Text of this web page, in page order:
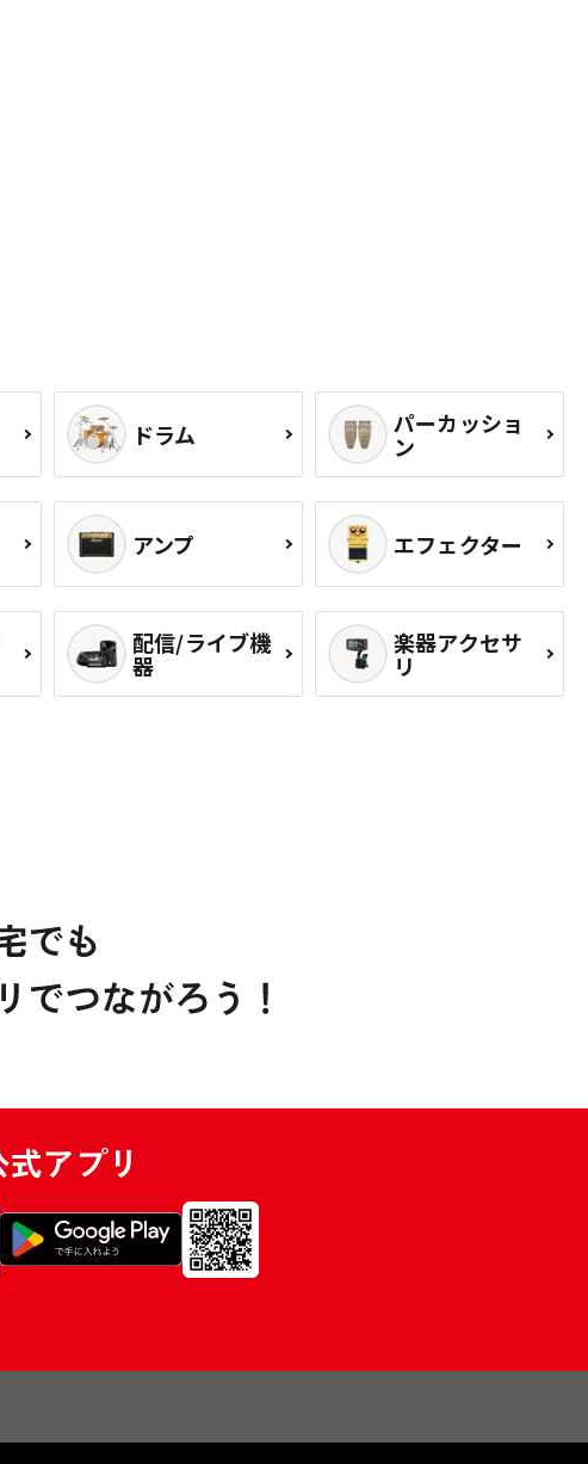
ドラム パーカッショ
ン
アンプ エフェクター
配信/ライブ機
器
楽器アクセサ
リ